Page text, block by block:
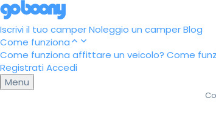
Iscrivi il tuo camperNoleggio un camperBlog
Come funziona
Come funziona affittare un veicolo? Come
Registrati Accedi
Menu